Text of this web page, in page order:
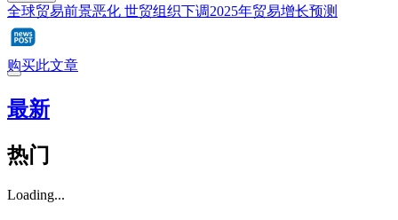
全球贸易前景恶化 世贸组织下调2025年贸易增长预测
购买此文章
最新
热门
Loading...